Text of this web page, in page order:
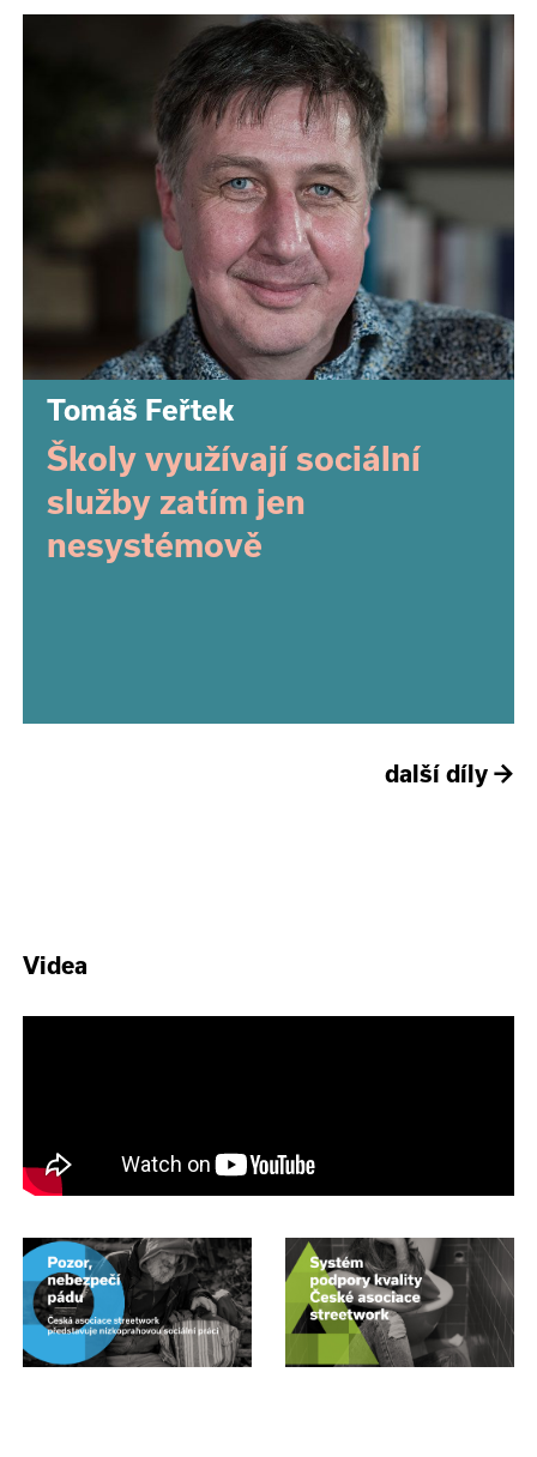
Tomáš Feřtek
Školy využívají sociální
služby zatím jen
nesystémově
další díly →
Videa